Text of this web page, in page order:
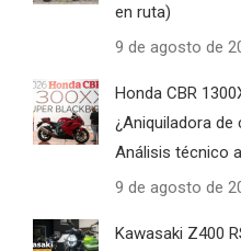
en ruta)
9 de agosto de
Honda CBR
¿Aniquiladora
Análisis técnico
9 de agosto de
Kawasaki Z400